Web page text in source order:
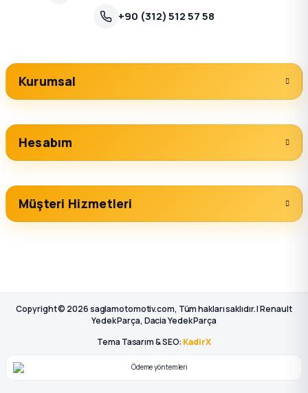
+90 (312) 512 57 58
Kurumsal
Hesabım
Müşteri Hizmetleri
Copyright © 2026 saglamotomotiv.com, Tüm hakları saklıdır. | Renault
Yedek Parça, Dacia Yedek Parça
Tema Tasarım & SEO: KadirX